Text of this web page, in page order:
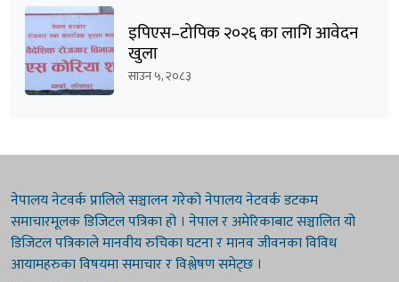
इपिएस–टोपिक २०२६ का लागि आवेदन
खुला
साउन ५, २०८३
नेपालय नेटवर्क प्रालिले सञ्चालन गरेको नेपालय नेटवर्क डटकम
समाचारमूलक डिजिटल पत्रिका हो । नेपाल र अमेरिकाबाट सञ्चालित यो
डिजिटल पत्रिकाले मानवीय रुचिका घटना र मानव जीवनका विविध
आयामहरुका विषयमा समाचार र विश्लेषण समेट्छ ।